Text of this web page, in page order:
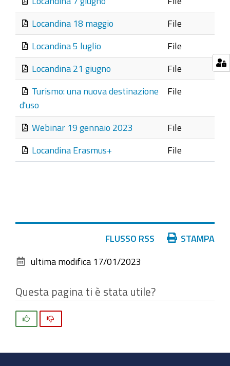
Locandina 18 maggio File
Locandina 5 luglio File
Locandina 21 giugno File
Turismo: una nuova destinazione
d'uso
File
Webinar 19 gennaio 2023 File
Locandina Erasmus+ File
documento
FLUSSO RSS STAMPA
ultima modifica 17/01/2023
Questa pagina ti è stata utile?